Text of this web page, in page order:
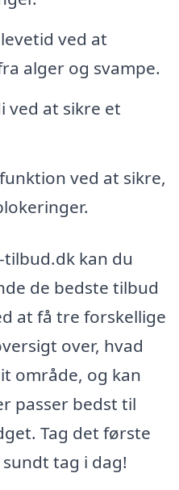
ved at
alger og svampe.
at sikre et
ved at sikre,
kan du
de bedste tilbud
at få tre forskellige
over, hvad
område, og kan
passer bedst til
Tag det første
tag i dag!